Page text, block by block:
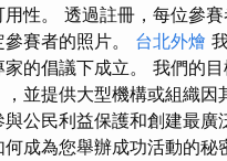
性。 透過註冊，每位參
賽者的照片。 台北外燴
的倡議下成立。 我們的
並提供大型機構或組織
公民利益保護和創建最
成為您舉辦成功活動的